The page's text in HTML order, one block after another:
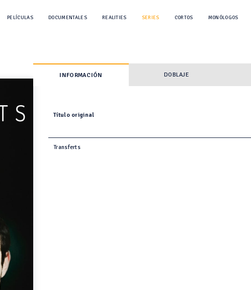
PELÍCULAS DOCUMENTALES REALITIES SERIES CORTOS MONÓLOGOS
INFORMACIÓN DOBLAJE
Título original
Transferts